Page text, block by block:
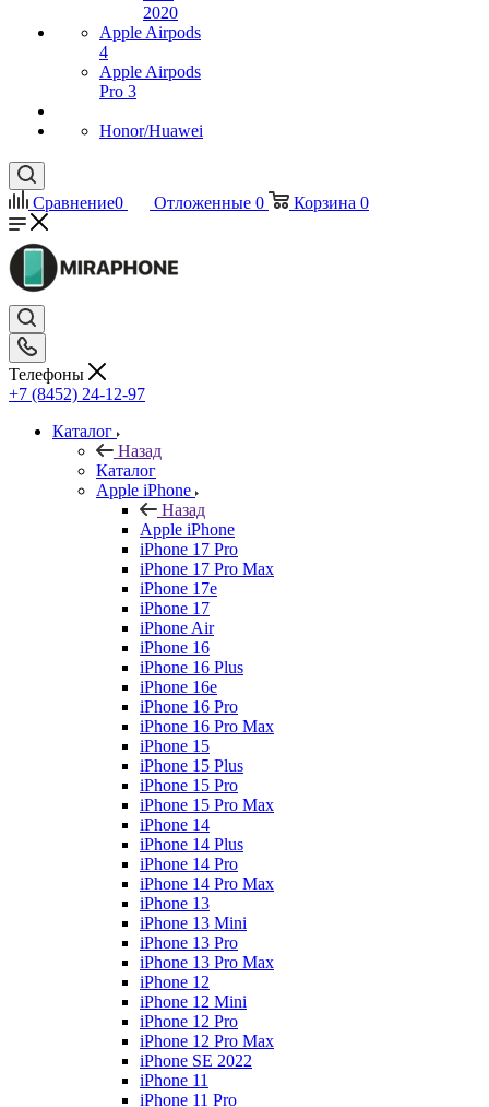
2020
Apple Airpods
4
Apple Airpods
Pro 3
Honor/Huawei
Сравнение0 Отложенные 0 Корзина 0
Телефоны
+7 (8452) 24-12-97
Каталог
Назад
Каталог
Apple iPhone
Назад
Apple iPhone
iPhone 17 Pro
iPhone 17 Pro Max
iPhone 17e
iPhone 17
iPhone Air
iPhone 16
iPhone 16 Plus
iPhone 16e
iPhone 16 Pro
iPhone 16 Pro Max
iPhone 15
iPhone 15 Plus
iPhone 15 Pro
iPhone 15 Pro Max
iPhone 14
iPhone 14 Plus
iPhone 14 Pro
iPhone 14 Pro Max
iPhone 13
iPhone 13 Mini
iPhone 13 Pro
iPhone 13 Pro Max
iPhone 12
iPhone 12 Mini
iPhone 12 Pro
iPhone 12 Pro Max
iPhone SE 2022
iPhone 11
iPhone 11 Pro